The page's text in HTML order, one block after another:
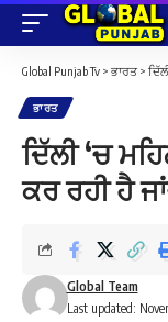
Global Punjab Tv > ਭਾਰਤ>
ਭਾਰਤ
ਦਿੱਲੀ ‘ਚ
ਕਰ ਰਹੀ ਹੈ
Last updated:
Global Team